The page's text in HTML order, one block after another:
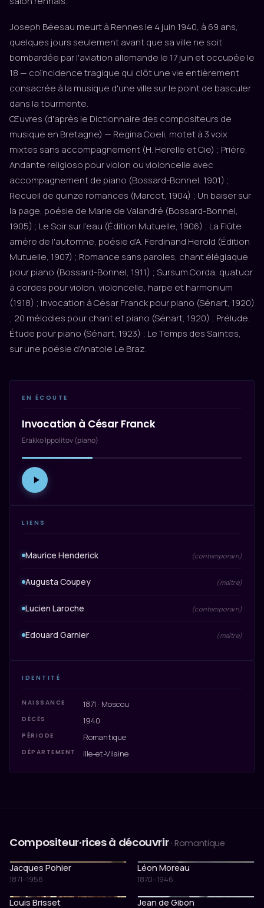
Joseph Béesau meurt à Rennes le 4 juin 1940, à 69 ans,
quelques jours seulement avant que sa ville ne soit
bombardée par l'aviation allemande le 17 juin et occupée le
18 — coïncidence tragique qui clôt une vie entièrement
consacrée à la musique d'une ville sur le point de basculer
dans la tourmente.
Œuvres (d'après le Dictionnaire des compositeurs de
musique en Bretagne) — Regina Coeli, motet à 3 voix
mixtes sans accompagnement (H. Herelle et Cie) ; Prière,
Andante religioso pour violon ou violoncelle avec
accompagnement de piano (Bossard-Bonnel, 1901) ;
Recueil de quinze romances (Marcot, 1904) ; Un baiser sur
la page, poésie de Marie de Valandré (Bossard-Bonnel,
1905) ; Le Soir sur l'eau (Édition Mutuelle, 1906) ; La Flûte
amère de l'automne, poésie d'A. Ferdinand Herold (Édition
Mutuelle, 1907) ; Romance sans paroles, chant élégiaque
pour piano (Bossard-Bonnel, 1911) ; Sursum Corda, quatuor
à cordes pour violon, violoncelle, harpe et harmonium
(1918) ; Invocation à César Franck pour piano (Sénart, 1920)
; 20 mélodies pour chant et piano (Sénart, 1920) ; Prélude,
Étude pour piano (Sénart, 1923) ; Le Temps des Saintes,
sur une poésie d'Anatole Le Braz.
EN ÉCOUTE
Invocation à César Franck
Erakko Ippolitov (piano)
LIENS
Maurice Henderick (contemporain)
Augusta Coupey (maître)
Lucien Laroche (contemporain)
Edouard Garnier (maître)
IDENTITÉ
NAISSANCE 1871 · Moscou
DÉCÈS 1940
PÉRIODE Romantique
DÉPARTEMENT Ille-et-Vilaine
Compositeur·rices à découvrir · Romantique
Jacques Pohier
1871–1956
Léon Moreau
1870–1946
Louis Brisset Jean de Gibon